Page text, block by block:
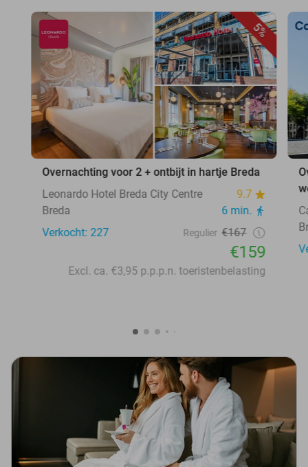
5%
Overnachting voor 2 + ontbijt in hartje Breda
Leonardo Hotel Breda City Centre
9.7
Breda
6 min.
Verkocht: 227
Regulier €167
€159
Excl. ca. €3,95 p.p.p.n. toeristenbelasting